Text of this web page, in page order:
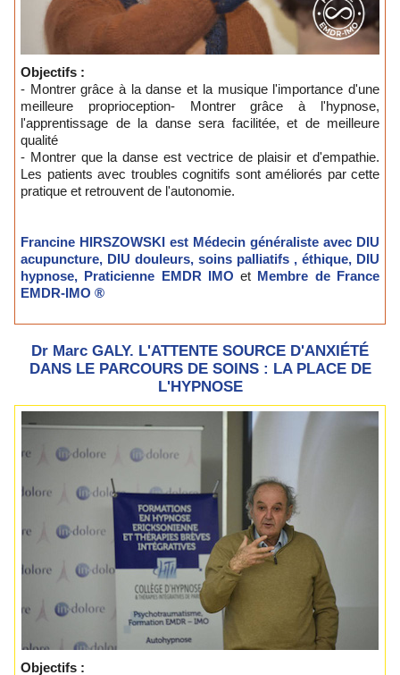
Objectifs :
- Montrer grâce à la danse et la musique l'importance d'une
meilleure proprioception- Montrer grâce à l'hypnose,
l'apprentissage de la danse sera facilitée, et de meilleure
qualité
- Montrer que la danse est vectrice de plaisir et d'empathie.
Les patients avec troubles cognitifs sont améliorés par cette
pratique et retrouvent de l'autonomie.
Francine HIRSZOWSKI est Médecin généraliste avec DIU
acupuncture, DIU douleurs, soins palliatifs , éthique, DIU
hypnose, Praticienne EMDR IMO et Membre de France
EMDR-IMO ®
Dr Marc GALY. L'ATTENTE SOURCE D'ANXIÉTÉ
DANS LE PARCOURS DE SOINS : LA PLACE DE
L'HYPNOSE
Objectifs :